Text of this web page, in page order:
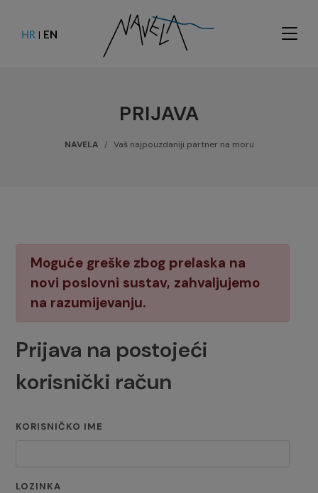
HR | EN
PRIJAVA
NAVELA Vaš najpouzdaniji partner na moru
Moguće greške zbog prelaska na
novi poslovni sustav, zahvaljujemo
na razumijevanju.
Prijava na postojeći
korisnički račun
KORISNIČKO IME
LOZINKA